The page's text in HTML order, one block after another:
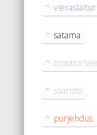
vieraslaituri
satama
saaristo
purjehdus